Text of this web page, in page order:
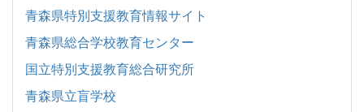
青森県特別支援教育情報サイト
青森県総合学校教育センター
国立特別支援教育総合研究所
青森県立盲学校